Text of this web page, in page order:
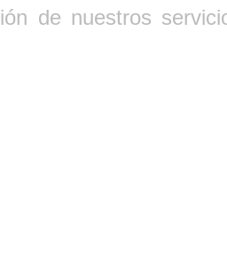
de nuestros